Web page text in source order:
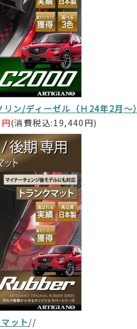
ン/ディーゼル（Ｈ24年2月～）
(消費税込:19,440円)
ット//